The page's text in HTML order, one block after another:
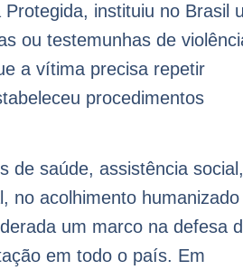
instituiu no Brasil
ou testemunhas de
a vítima precisa repetir
procedimentos
de saúde, assistência social,
no acolhimento
um marco na defesa
em todo o país. Em